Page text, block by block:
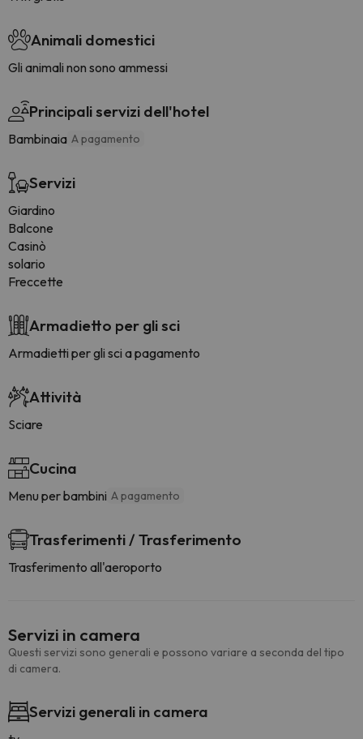
Animali domestici
Gli animali non sono ammessi
Principali servizi dell'hotel
Bambinaia A pagamento
Servizi
Giardino
Balcone
Casinò
solario
Freccette
Armadietto per gli sci
Armadietti per gli sci a pagamento
Attività
Sciare
Cucina
Menu per bambini A pagamento
Trasferimenti / Trasferimento
Trasferimento all'aeroporto
Servizi in camera
Questi servizi sono generali e possono variare a seconda del tipo
di camera.
Servizi generali in camera